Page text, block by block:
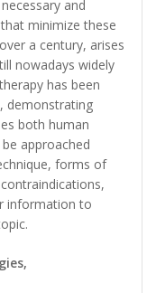
and
minimize these
a century, arises
nowadays widely
has been
demonstrating
both human
approached
forms of
information to